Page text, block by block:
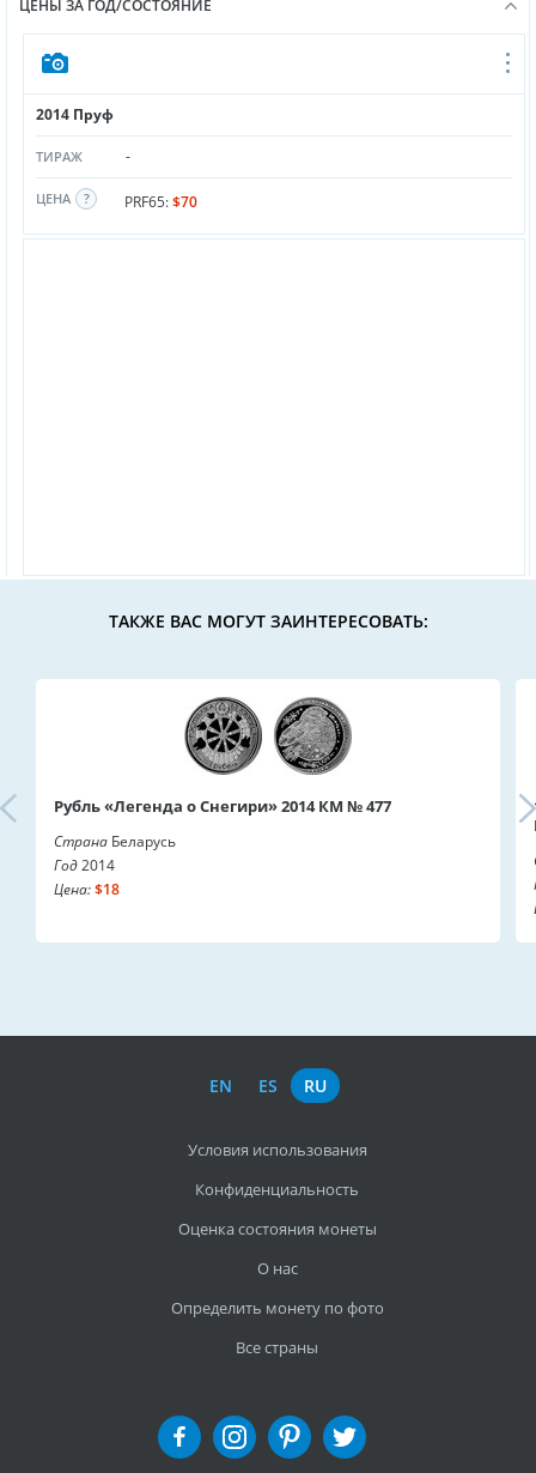
ЦЕНЫ ЗА ГОД/СОСТОЯНИЕ
2014 Пруф
ТИРАЖ -
ЦЕНА PRF65:$70
ТАКЖЕ ВАС МОГУТ ЗАИНТЕРЕСОВАТЬ:
Рубль «Легенда о Снегири» 2014 КМ № 477
Страна Беларусь
Год2014
Цена:$18
EN ES RU
Условия использования
Конфиденциальность
Оценка состояния монеты
О нас
Определить монету по фото
Все страны